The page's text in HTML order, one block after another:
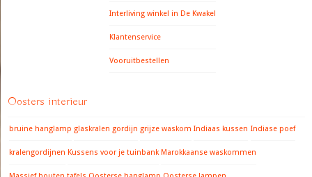
Interliving winkel in De Kwakel
Klantenservice
Vooruitbestellen
Oosters interieur
bruine hanglamp glaskralen gordijn grijze waskom Indiaas kussen Indiase poef
kralengordijnen Kussens voor je tuinbank Marokkaanse waskommen